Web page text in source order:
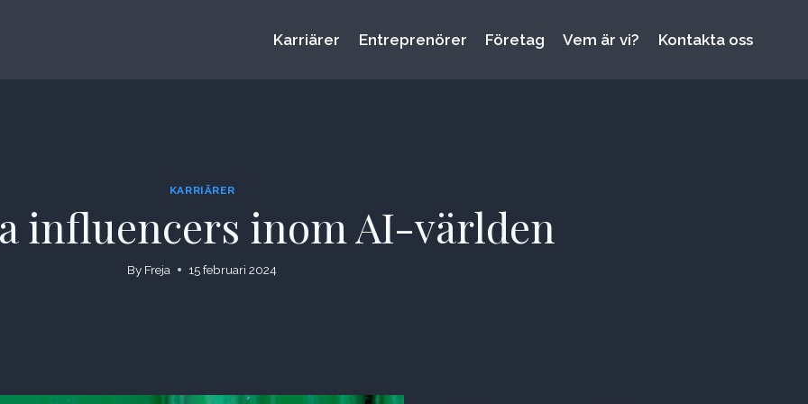
Karriärer Entreprenörer Företag Vem är vi? Kontakta oss
KARRIÄRER
influencers inom AI-världen
By Freja 15 februari 2024